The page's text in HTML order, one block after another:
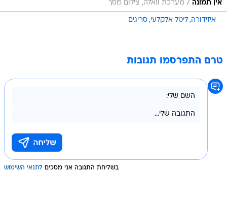
אין תמונה / מערכת וואלה, צילום מסך
איזידורה ליטל אלקלעי סריגים
טרם התפרסמו תגובות
בשליחת התגובה אני מסכים לתנאי השימוש